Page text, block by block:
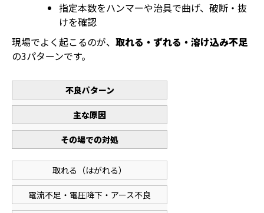
指定本数をハンマーや治具で曲げ、破断・抜
けを確認
現場でよく起こるのが、 取れる・ずれる・溶け込み不足
の3パターンです。
不良パターン
主な原因
その場での対処
取れる（はがれる）
電流不足・電圧降下・アース不良